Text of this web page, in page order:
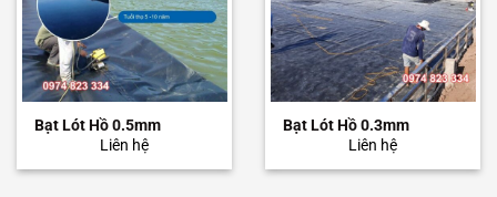
Bạt Lót Hồ 0.5mm
Liên hệ
Bạt Lót Hồ 0.3mm
Liên hệ